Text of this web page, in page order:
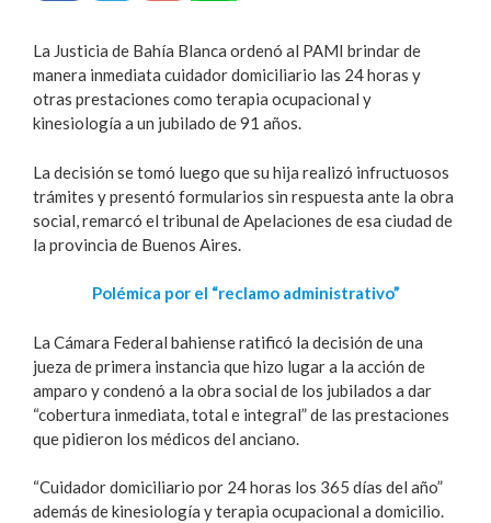
La Justicia de Bahía Blanca ordenó al PAMI brindar de
manera inmediata cuidador domiciliario las 24 horas y
otras prestaciones como terapia ocupacional y
kinesiología a un jubilado de 91 años.
La decisión se tomó luego que su hija realizó infructuosos
trámites y presentó formularios sin respuesta ante la obra
social, remarcó el tribunal de Apelaciones de esa ciudad de
la provincia de Buenos Aires.
Polémica por el “reclamo administrativo”
La Cámara Federal bahiense ratificó la decisión de una
jueza de primera instancia que hizo lugar a la acción de
amparo y condenó a la obra social de los jubilados a dar
“cobertura inmediata, total e integral” de las prestaciones
que pidieron los médicos del anciano.
“Cuidador domiciliario por 24 horas los 365 días del año”
además de kinesiología y terapia ocupacional a domicilio.